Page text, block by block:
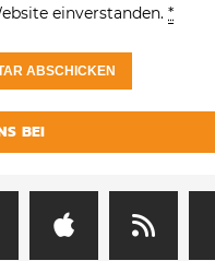
einverstanden. *
BEI